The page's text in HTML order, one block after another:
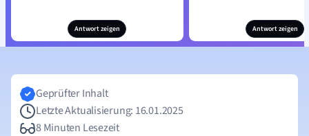
Antwort zeigen Antwort zeigen
Geprüfter Inhalt
Letzte Aktualisierung: 16.01.2025
8 Minuten Lesezeit